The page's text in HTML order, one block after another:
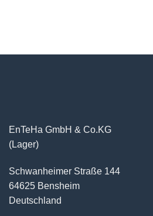
EnTeHa GmbH & Co.KG
(Lager)
Schwanheimer Straße 144
64625 Bensheim
Deutschland